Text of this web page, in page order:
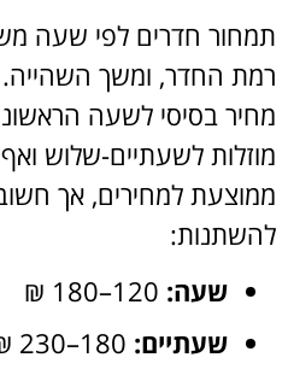
תמחור חדרים לפי שעה
רמת החדר, ומשך השהייה.
מחיר בסיסי לשעה
מוזלות לשעתיים-שלוש
ממוצעת למחירים, אך
להשתנות:
שעה:
שעתיים: